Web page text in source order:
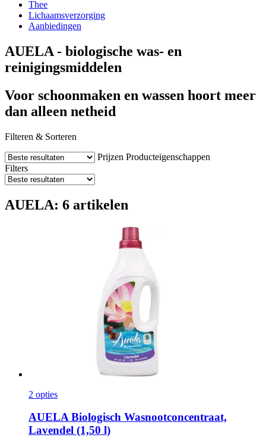
Thee
Lichaamsverzorging
Aanbiedingen
AUELA - biologische was- en
reinigingsmiddelen
Voor schoonmaken en wassen hoort meer
dan alleen netheid
Filteren & Sorteren
Prijzen Producteigenschappen
Filters
AUELA: 6 artikelen
2 opties
AUELABiologisch Wasnootconcentraat,
Lavendel (1,50 l)